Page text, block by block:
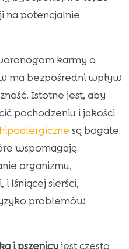
na potencjalnie
karmy o
ma bezpośredni wpływ
Istotne jest, aby
pochodzeniu i jakości
hipoalergiczne są bogate
wspomagają
organizmu,
lśniącej sierści,
problemów
i pszenicyjest często